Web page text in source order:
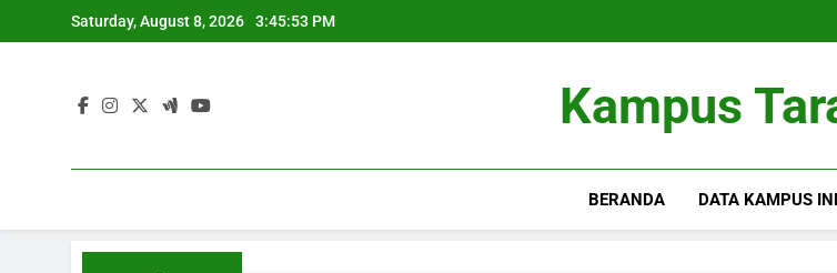
to
Saturday, August 8, 2026 3:45:54 PM
Kampus
BERANDA DATA KAMPUS